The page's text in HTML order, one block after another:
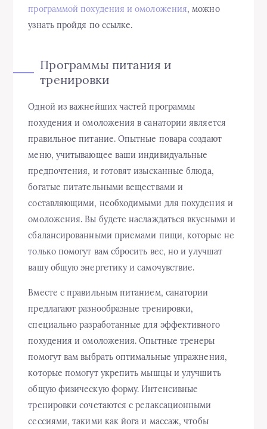
программой похудения и омоложения, можно
узнать пройдя по ссылке.
Программы питания и
тренировки
Одной из важнейших частей программы
похудения и омоложения в санатории является
правильное питание. Опытные повара создают
меню, учитывающее ваши индивидуальные
предпочтения, и готовят изысканные блюда,
богатые питательными веществами и
составляющими, необходимыми для похудения и
омоложения. Вы будете наслаждаться вкусными и
сбалансированными приемами пищи, которые не
только помогут вам сбросить вес, но и улучшат
вашу общую энергетику и самочувствие.
Вместе с правильным питанием, санатории
предлагают разнообразные тренировки,
специально разработанные для эффективного
похудения и омоложения. Опытные тренеры
помогут вам выбрать оптимальные упражнения,
которые помогут укрепить мышцы и улучшить
общую физическую форму. Интенсивные
тренировки сочетаются с релаксационными
сессиями, такими как йога и массаж, чтобы